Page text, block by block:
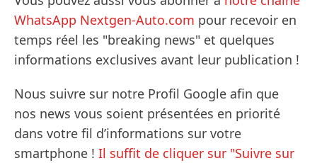
WhatsApp Nextgen-Auto.com pour recevoir en
temps réel les "breaking news" et quelques
informations exclusives avant leur publication !
Nous suivre sur notre Profil Google afin que
nos news vous soient présentées en priorité
dans votre fil d’informations sur votre
smartphone ! Il suffit de cliquer sur "Suivre sur